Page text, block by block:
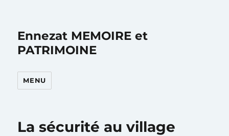
Ennezat MEMOIRE et
PATRIMOINE
MENU
La sécurité au village